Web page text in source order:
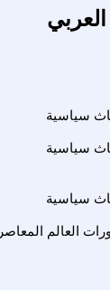
سياسية
سياسية
سياسية
العالم المعاصر